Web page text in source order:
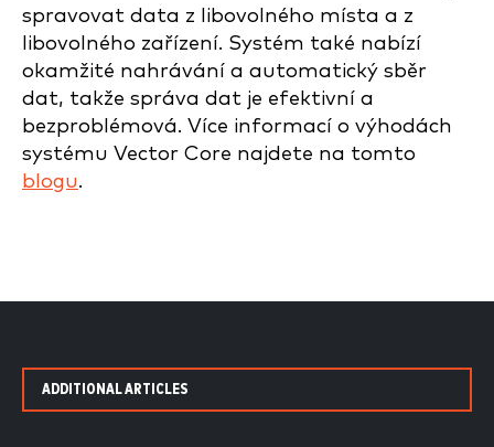
spravovat data z libovolného místa a z
libovolného zařízení. Systém také nabízí
okamžité nahrávání a automatický sběr
dat, takže správa dat je efektivní a
bezproblémová. Více informací o výhodách
systému Vector Core najdete na tomto
blogu.
ADDITIONAL ARTICLES